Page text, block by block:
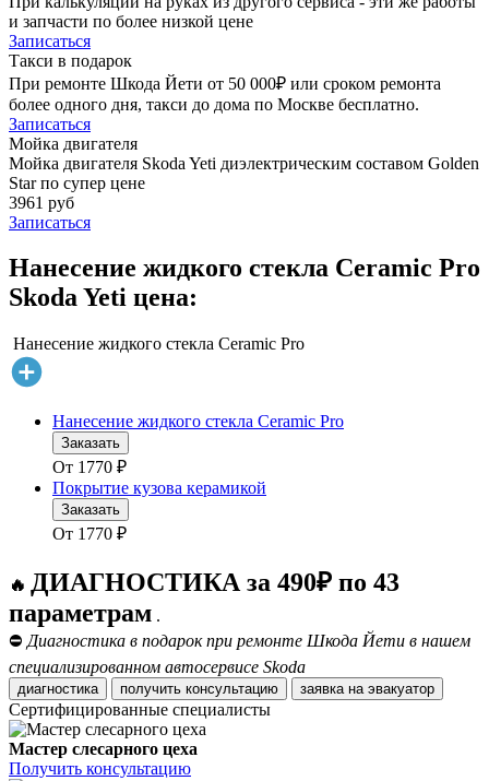
и запчасти по более низкой цене
Записаться
Такси в подарок
При ремонте Шкода Йети от 50 000₽ или сроком ремонта
более одного дня, такси до дома по Москве бесплатно.
Записаться
Мойка двигателя
Мойка двигателя Skoda Yeti диэлектрическим составом Golden
Star по супер цене
3961 руб
Записаться
Нанесение жидкого стекла Ceramic Pro
Skoda Yeti цена:
Нанесение жидкого стекла Ceramic Pro
Нанесение жидкого стекла Ceramic Pro
Заказать
От 1770 ₽
Покрытие кузова керамикой
Заказать
От 1770 ₽
🔥 ДИАГНОСТИКА за 490₽ по 43
параметрам .
⛔ Диагностика в подарок при ремонте Шкода Йети в нашем
специализированном автосервисе Skoda
диагностика получить консультацию заявка на эвакуатор
Сертифицированные специалисты
Мастер слесарного цеха
Получить консультацию